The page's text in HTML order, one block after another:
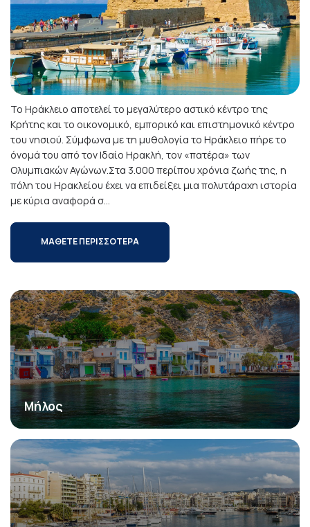
Το Ηράκλειο αποτελεί το μεγαλύτερο αστικό κέντρο της
Κρήτης και το οικονομικό, εμπορικό και επιστημονικό κέντρο
του νησιού. Σύμφωνα με τη μυθολογία το Ηράκλειο πήρε το
όνομά του από τον Ιδαίο Ηρακλή, τον «πατέρα» των
Ολυμπιακών Αγώνων.Στα 3.000 περίπου χρόνια ζωής της, η
πόλη του Ηρακλείου έχει να επιδείξει μια πολυτάραχη ιστορία
με κύρια αναφορά σ...
ΜΑΘΕΤΕ ΠΕΡΙΣΣΟΤΕΡΑ
Μήλος